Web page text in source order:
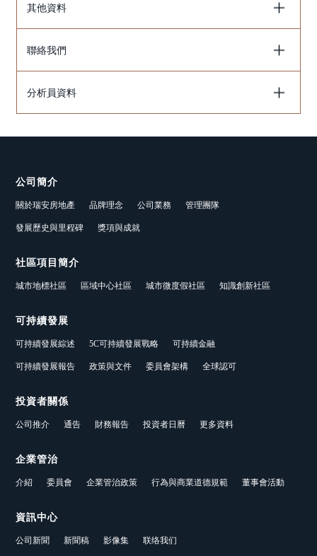
其他資料
聯絡我們
分析員資料
公司簡介
關於瑞安房地產 品牌理念 公司業務 管理團隊
發展歷史與里程碑 獎項與成就
社區項目簡介
城市地標社區 區域中心社區 城市微度假社區 知識創新社區
可持續發展
可持續發展綜述 5C可持續發展戰略 可持續金融
可持續發展報告 政策與文件 委員會架構 全球認可
投資者關係
公司推介 通告 財務報告 投資者日曆 更多資料
企業管治
介紹 委員會 企業管治政策 行為與商業道德規範 董事會活動
資訊中心
公司新聞 新聞稿 影像集 联络我们